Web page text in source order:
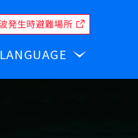
LANGUAGE